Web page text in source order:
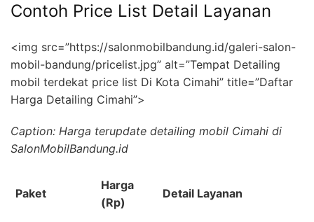
Contoh Price List Detail Layanan
<img src=”https://salonmobilbandung.id/galeri-salon-
mobil-bandung/pricelist.jpg” alt=”Tempat Detailing
mobil terdekat price list Di Kota Cimahi” title=”Daftar
Harga Detailing Cimahi”>
Caption: Harga terupdate detailing mobil Cimahi di
SalonMobilBandung.id
Paket
Harga
(Rp)
Detail Layanan